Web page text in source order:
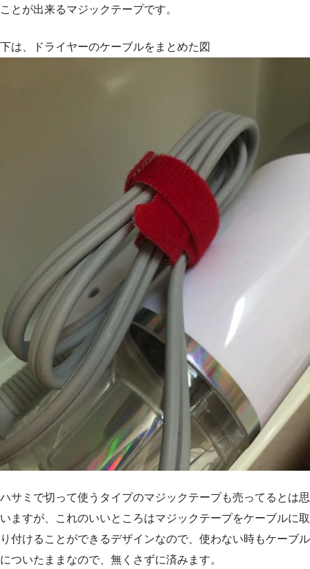
ことが出来るマジックテープです。
下は、ドライヤーのケーブルをまとめた図
ハサミで切って使うタイプのマジックテープも売ってるとは思
いますが、これのいいところはマジックテープをケーブルに取
り付けることができるデザインなので、使わない時もケーブル
についたままなので、無くさずに済みます。